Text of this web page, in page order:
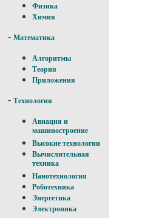
Физика
Химия
- Математика
Алгоритмы
Теория
Приложения
- Технология
Авиация и
машиностроение
Высокие технологии
Вычислительная
техника
Нанотехнология
Роботехника
Энергетика
Электроника